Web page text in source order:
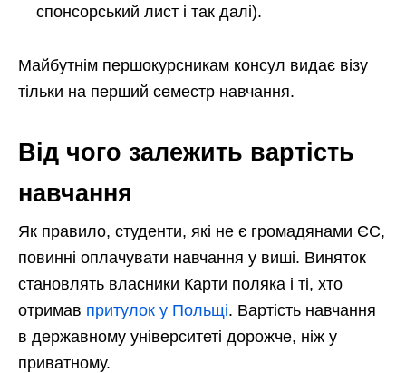
спонсорський лист і так далі).
Майбутнім першокурсникам консул видає візу
тільки на перший семестр навчання.
Від чого залежить вартість
навчання
Як правило, студенти, які не є громадянами ЄС,
повинні оплачувати навчання у виші. Виняток
становлять власники Карти поляка і ті, хто
отримав притулок у Польщі. Вартість навчання
в державному університеті дорожче, ніж у
приватному.